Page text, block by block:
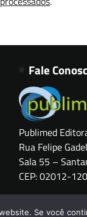
Fale
Publimed
Rua Felipe
Sala 55 –
CEP: 02012-
Se você